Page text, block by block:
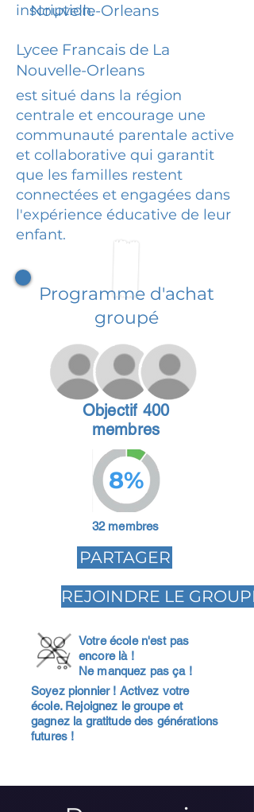
inscription.
Nouvelle-Orleans
Lycee Francais de La
Nouvelle-Orleans
est situé dans la région
centrale et encourage une
communauté parentale active
et collaborative qui garantit
que les familles restent
connectées et engagées dans
l'expérience éducative de leur
enfant.
Programme d'achat
groupé
Objectif 400
membres
8%
32 membres
PARTAGER
REJOINDRE LE GROUPE
Votre école n'est pas
encore là !
Ne manquez pas ça !
Soyez pionnier ! Activez votre
école. Rejoignez le groupe et
gagnez la gratitude des générations
futures !